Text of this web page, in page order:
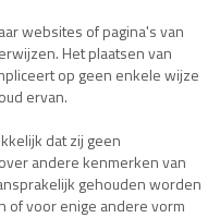
websites of pagina's van
Het plaatsen van
op geen enkele wijze
ervan.
dat zij geen
andere kenmerken van
gehouden worden
of voor enige andere vorm